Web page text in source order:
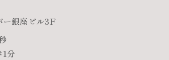
ー銀座ビル3F
分